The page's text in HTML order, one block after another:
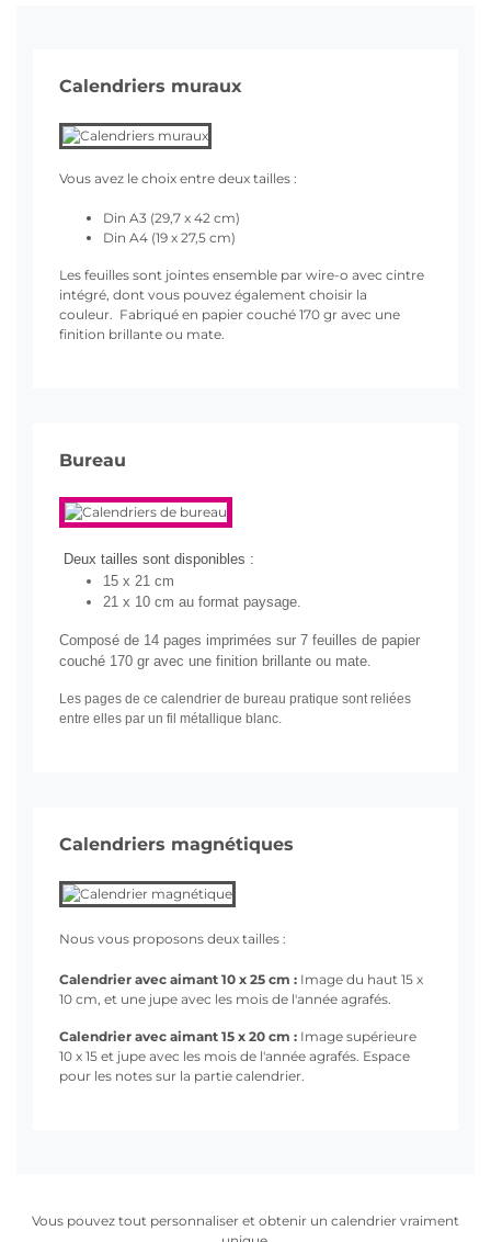
Calendriers muraux
Vous avez le choix entre deux tailles :
Din A3 (29,7 x 42 cm)
Din A4 (19 x 27,5 cm)
Les feuilles sont jointes ensemble par wire-o avec cintre
intégré, dont vous pouvez également choisir la
couleur. Fabriqué en papier couché 170 gr avec une
finition brillante ou mate.
Bureau
Deux tailles sont disponibles :
15 x 21 cm
21 x 10 cm au format paysage.
Composé de 14 pages imprimées sur 7 feuilles de papier
couché 170 gr avec une finition brillante ou mate.
Les pages de ce calendrier de bureau pratique sont reliées
entre elles par un fil métallique blanc.
Calendriers magnétiques
Nous vous proposons deux tailles :
Calendrier avec aimant 10 x 25 cm : Image du haut 15 x
10 cm, et une jupe avec les mois de l'année agrafés.
Calendrier avec aimant 15 x 20 cm : Image supérieure
10 x 15 et jupe avec les mois de l'année agrafés. Espace
pour les notes sur la partie calendrier.
Vous pouvez tout personnaliser et obtenir un calendrier vraiment